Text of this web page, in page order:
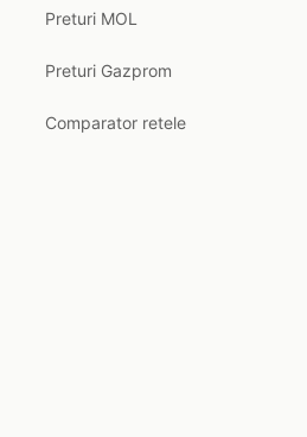
Preturi MOL
Preturi Gazprom
Comparator retele